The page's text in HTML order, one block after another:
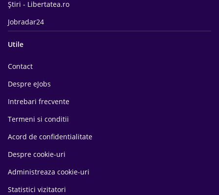
Știri - Libertatea.ro
Jobradar24
Utile
Contact
Despre eJobs
Intrebari frecvente
Termeni si conditii
Acord de confidentialitate
Despre cookie-uri
Administreaza cookie-uri
Statistici vizitatori